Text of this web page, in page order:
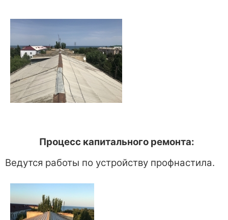
Процесс капитального ремонта:
Ведутся работы по устройству профнастила.